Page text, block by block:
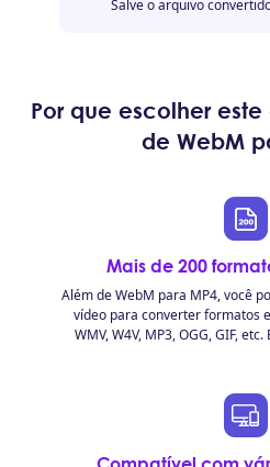
Salve o arquivo
Por que escolher
de WebM
Mais de 200
Além de WebM para MP4, você
vídeo para converter formatos
WMV, W4V, MP3, OGG, GIF,